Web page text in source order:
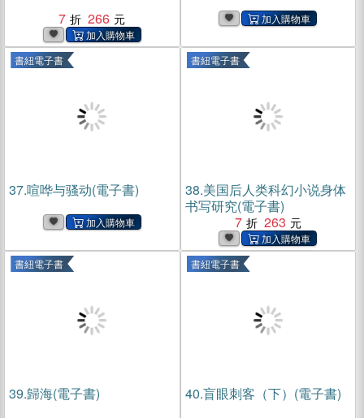
7
266
書紐電子書
37.喧哗与骚动(電子書)
書紐電子書
38.美国后人类科幻小说身体
书写研究(電子書)
7
263
書紐電子書
39.歸海(電子書)
書紐電子書
40.盲眼刺客（下）(電子書)